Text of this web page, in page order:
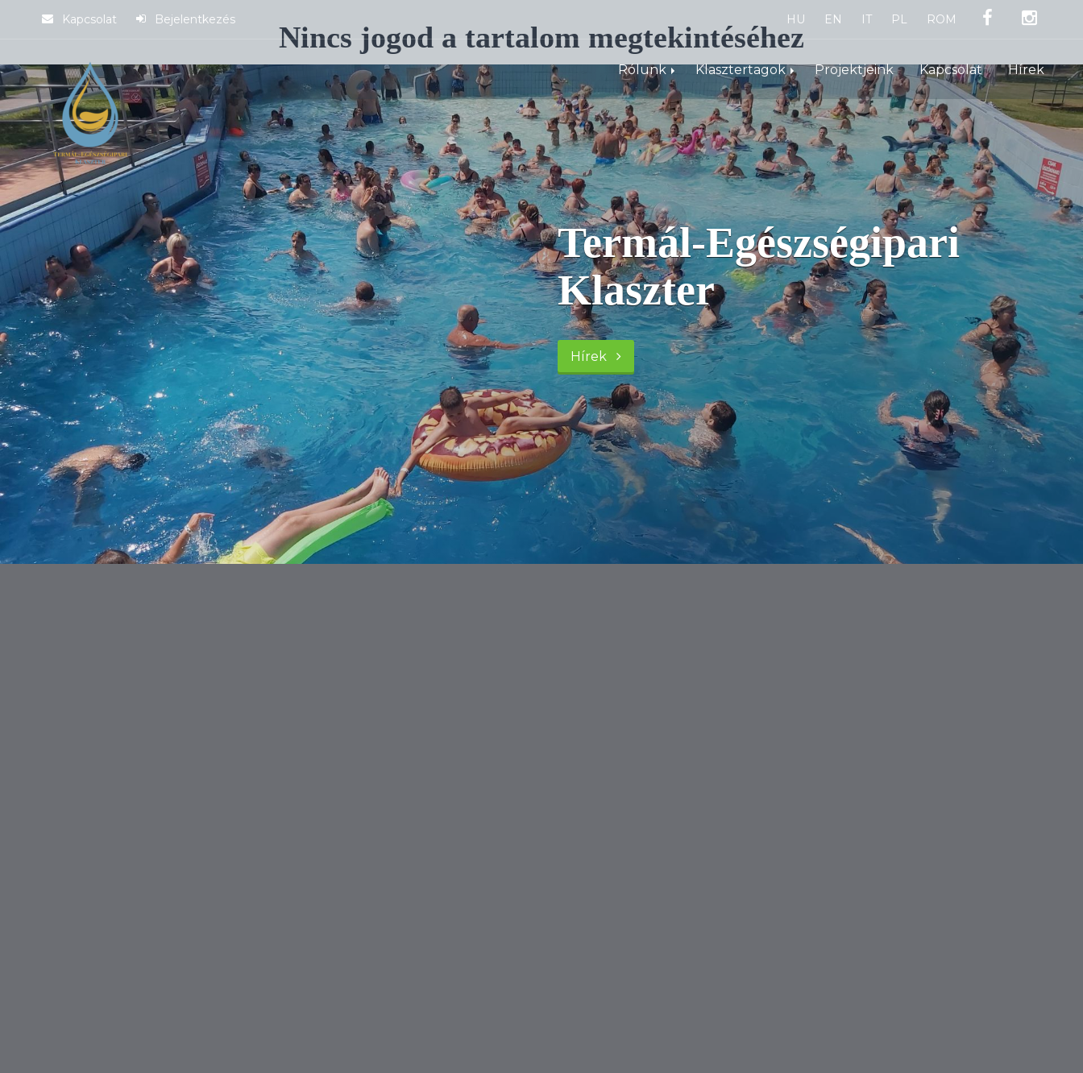
Nincs jogod a tartalom megtekintéséhez
Kapcsolat Bejelentkezés HU EN IT PL ROM
Rólunk Klasztertagok Projektjeink Kapcsolat Hírek
Termál-Egészségipari
Klaszter
Hírek